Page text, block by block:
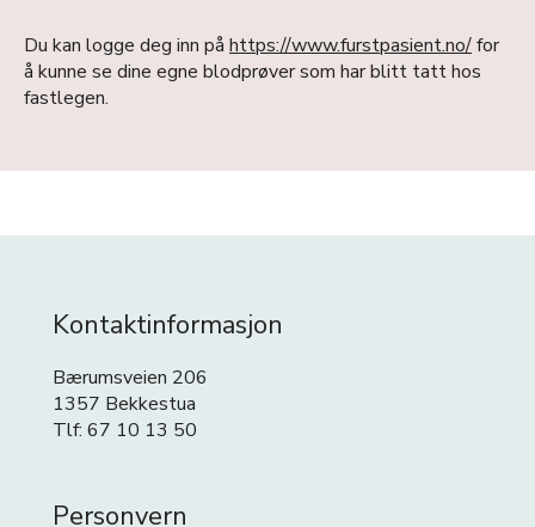
Du kan logge deg inn på https://www.furstpasient.no/for
å kunne se dine egne blodprøver som har blitt tatt hos
fastlegen.
Kontaktinformasjon
Bærumsveien 206
1357 Bekkestua
Tlf: 67 10 13 50
Personvern